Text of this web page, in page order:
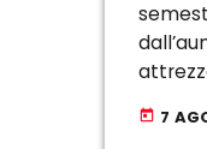
diffusi
today 7